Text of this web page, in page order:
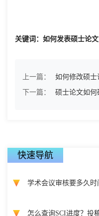
关键词：如何发表硕士论文
上一篇：
如何修改硕士
下一篇：
硕士论文如何
快速导航
学术会议审核要多久
怎么查询SCI进度？投